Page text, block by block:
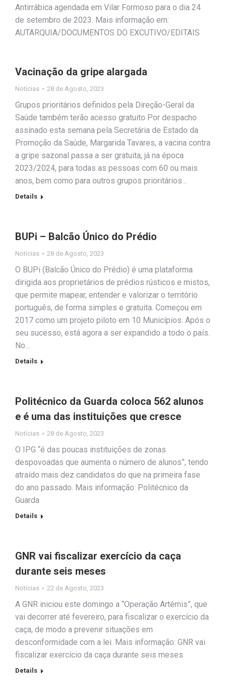
Antirrábica agendada em Vilar Formoso para o dia 24
de setembro de 2023. Mais informação em:
AUTARQUIA/DOCUMENTOS DO EXCUTIVO/EDITAIS
Vacinação da gripe alargada
Notícias 28 de Agosto, 2023
Grupos prioritários definidos pela Direção-Geral da
Saúde também terão acesso gratuito Por despacho
assinado esta semana pela Secretária de Estado da
Promoção da Saúde, Margarida Tavares, a vacina contra
a gripe sazonal passa a ser gratuita, já na época
2023/2024, para todas as pessoas com 60 ou mais
anos, bem como para outros grupos prioritários…
Details
BUPi – Balcão Único do Prédio
Notícias 28 de Agosto, 2023
O BUPi (Balcão Único do Prédio) é uma plataforma
dirigida aos proprietários de prédios rústicos e mistos,
que permite mapear, entender e valorizar o território
português, de forma simples e gratuita. Começou em
2017 como um projeto piloto em 10 Municípios. Após o
seu sucesso, está agora a ser expandido a todo o país.
No…
Details
Politécnico da Guarda coloca 562 alunos
e é uma das instituições que cresce
Notícias 28 de Agosto, 2023
O IPG “é das poucas instituições de zonas
despovoadas que aumenta o número de alunos”, tendo
atraído mais dez candidatos do que na primeira fase
do ano passado. Mais informação: Politécnico da
Guarda
Details
GNR vai fiscalizar exercício da caça
durante seis meses
Notícias 22 de Agosto, 2023
A GNR iniciou este domingo a “Operação Artémis”, que
vai decorrer até fevereiro, para fiscalizar o exercício da
caça, de modo a prevenir situações em
desconformidade com a lei. Mais informação: GNR vai
fiscalizar exercício da caça durante seis meses
Details